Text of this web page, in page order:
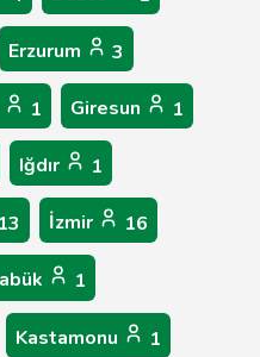
Erzurum 3
1 Giresun 1
Iğdır 1
13 İzmir 16
1
Kastamonu 1